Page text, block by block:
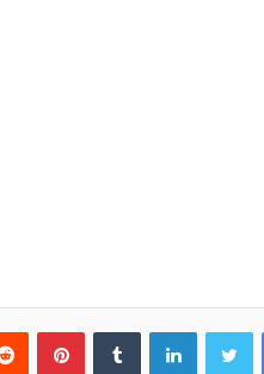
فيسبوكتويتر لينكدإن